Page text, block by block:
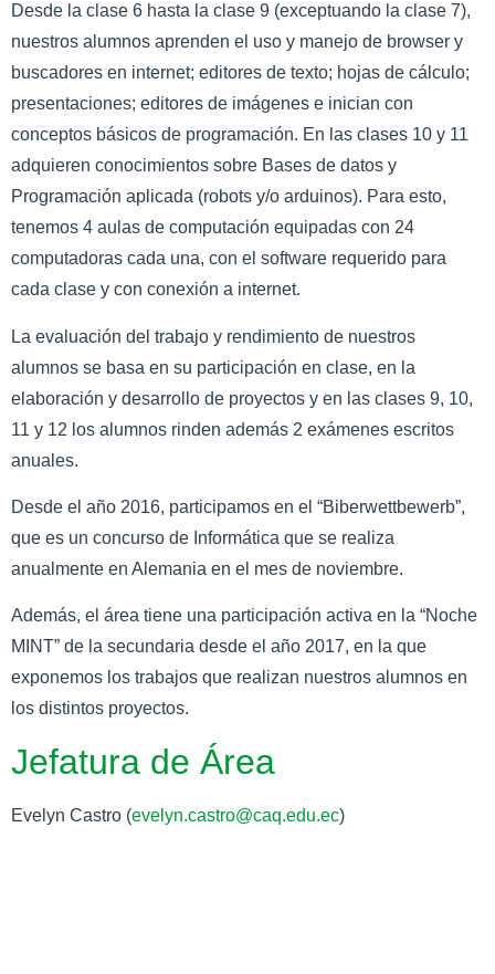
Desde la clase 6 hasta la clase 9 (exceptuando la clase 7),
nuestros alumnos aprenden el uso y manejo de browser y
buscadores en internet; editores de texto; hojas de cálculo;
presentaciones; editores de imágenes e inician con
conceptos básicos de programación. En las clases 10 y 11
adquieren conocimientos sobre Bases de datos y
Programación aplicada (robots y/o arduinos). Para esto,
tenemos 4 aulas de computación equipadas con 24
computadoras cada una, con el software requerido para
cada clase y con conexión a internet.
La evaluación del trabajo y rendimiento de nuestros
alumnos se basa en su participación en clase, en la
elaboración y desarrollo de proyectos y en las clases 9, 10,
11 y 12 los alumnos rinden además 2 exámenes escritos
anuales.
Desde el año 2016, participamos en el “Biberwettbewerb”,
que es un concurso de Informática que se realiza
anualmente en Alemania en el mes de noviembre.
Además, el área tiene una participación activa en la “Noche
MINT” de la secundaria desde el año 2017, en la que
exponemos los trabajos que realizan nuestros alumnos en
los distintos proyectos.
Jefatura de Área
Evelyn Castro (evelyn.castro@caq.edu.ec)